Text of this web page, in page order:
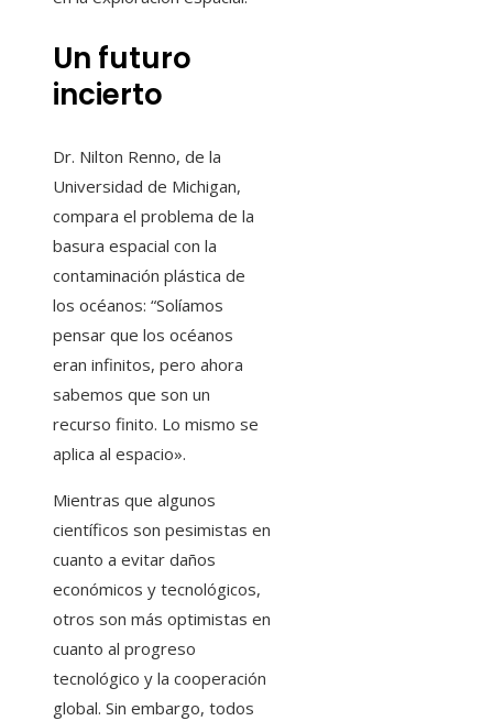
Un futuro
incierto
Dr. Nilton Renno, de la
Universidad de Michigan,
compara el problema de la
basura espacial con la
contaminación plástica de
los océanos: “Solíamos
pensar que los océanos
eran infinitos, pero ahora
sabemos que son un
recurso finito. Lo mismo se
aplica al espacio».
Mientras que algunos
científicos son pesimistas en
cuanto a evitar daños
económicos y tecnológicos,
otros son más optimistas en
cuanto al progreso
tecnológico y la cooperación
global. Sin embargo, todos